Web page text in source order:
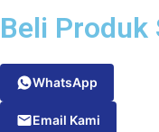
Beli Produk
WhatsApp
Email Kami